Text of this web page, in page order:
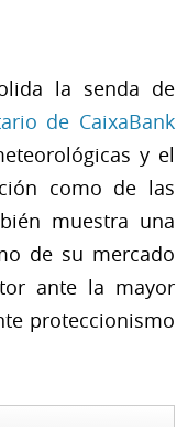
la senda de
de CaixaBank
y el
como de las
muestra una
de su mercado
ante la mayor
proteccionismo